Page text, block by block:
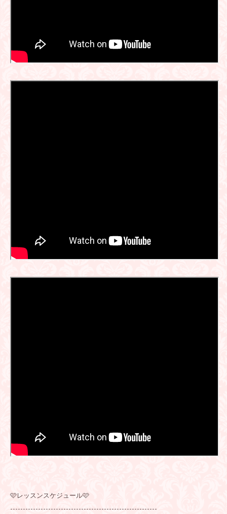
🩷レッスンスケジュール🩷
----------------------------------------------------------